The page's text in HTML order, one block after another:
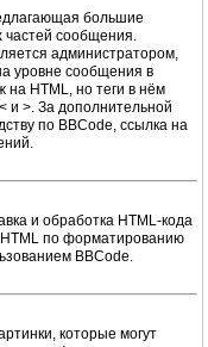
большие
сообщения.
администратором,
уровне сообщения в
на HTML, но теги в нём
и >. За дополнительной
по BBCode, ссылка на
и обработка HTML-кода
по форматированию
BBCode.
которые могут